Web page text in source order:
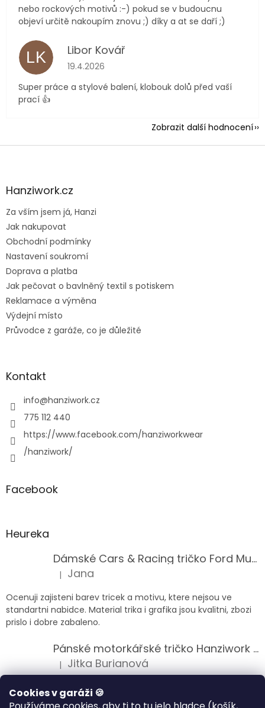
Cookies v garáži 🍪
nebo rockových motivů :-) pokud se v budoucnu
objeví určitě nakoupím znovu ;) díky a at se daří ;)
LK Libor Kovář
Hodnocení obchodu je 5 z 5 hvězdiček.
19.4.2026
Super práce a stylové balení, klobouk dolů před vaší
prací 👍
Zobrazit další hodnocení
Z
aHanziwork.cz
Za vším jsem já, Hanzi
Jak nakupovat
Obchodní podmínky
Nastavení soukromí
Doprava a platba
Jak pečovat o bavlněný textil s potiskem
Reklamace a výměna
Výdejní místo
Průvodce z garáže, co je důležité
Kontakt
info@hanziwork.cz
775 112 440
https://www.facebook.com/hanziworkwear
/hanziwork/
Facebook
Heureka
Dámské Cars & Racing tričko Ford Mustang 5. generace
Hodnocení produktu je 5 z 5 hvězdiček.
| Jana
Ocenuji zajisteni barev tricek a motivu, ktere nejsou ve
standartni nabidce. Material trika i grafika jsou kvalitni, zbozi
prislo i dobre zabaleno.
Pánské motorkářské tričko Hanziwork Custom Bobber
Hodnocení produktu je 5 z 5 hvězdiček.
| Jitka Burianová
Splnil očekávání na jedničku